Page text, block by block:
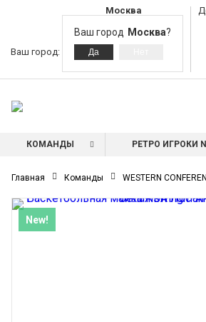
Ваш город:
Москва
Ваш город Москва?
КОМАНДЫ РЕТРО ИГРОКИ
Главная Команды WESTERN
New!